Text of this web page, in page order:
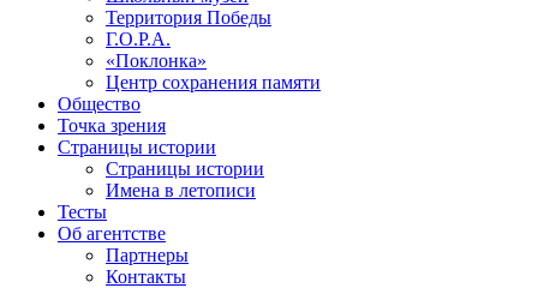
Территория Победы
Г.О.Р.А.
«Поклонка»
Центр сохранения памяти
Общество
Точка зрения
Страницы истории
Страницы истории
Имена в летописи
Тесты
Об агентстве
Партнеры
Контакты